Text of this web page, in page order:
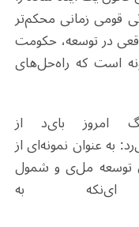
قومی زمانی محکم‌تر
در توسعه، حکومت
است که راه‌حل‌های
امروز باید از
رد: به عنوان نمونه‌ایاز
توسعه ملیو شمول
ینکه به